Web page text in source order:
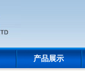
产品展示